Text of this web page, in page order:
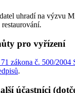
uhradí na výzvu
pro vyřízení
71 zákona č. 500/2004
.
účastníci